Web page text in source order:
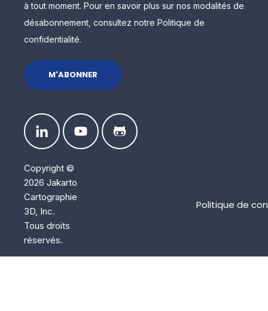
à tout moment. Pour en savoir plus sur nos modalités de
désabonnement, consultez notre Politique de
confidentialité.
Copyright ©
2026 Jakarto
Cartographie
3D, Inc.
Tous droits
réservés.
Politique de